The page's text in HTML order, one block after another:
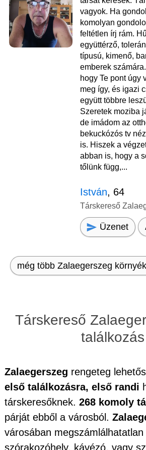
vagyok. Ha
komolyan
feltétlen írj rám.
együttérző,
típusú, kimenő,
emberek
hogy Te pont úgy
meg így, és igazi
együtt többre
Szeretek moziba
de imádom az
bekuckózós tv
is. Hiszek a
abban is, hogy a
tőlünk függ,...
István, 64
Társkereső
Üzenet
még több Zalaegerszeg
Társkereső
találkozás
Zalaegerszeg rengeteg
első találkozásra, első randi
társkeresőknek. 268 komoly
párját ebből a városból.
városában
szórakozóhely, kávézó, vagy